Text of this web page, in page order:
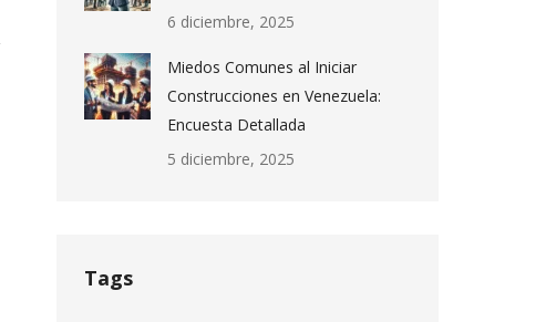
6 diciembre, 2025
Miedos Comunes al Iniciar
Construcciones en Venezuela:
Encuesta Detallada
5 diciembre, 2025
Tags